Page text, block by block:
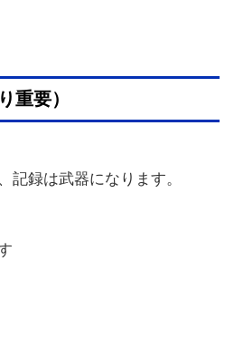
重要）
記録は武器になります。